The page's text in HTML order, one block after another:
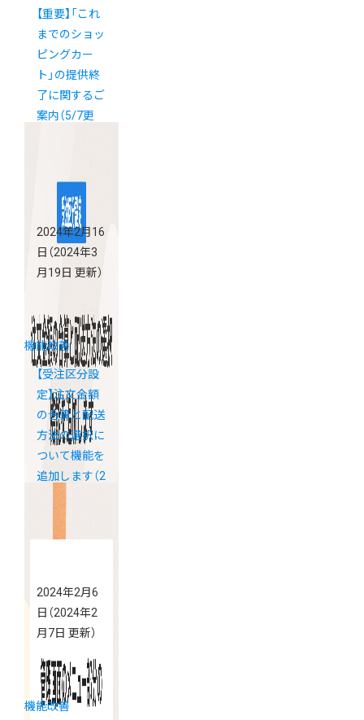
【重要】「これ
までのショッ
ピングカー
ト」の提供終
了に関するご
案内（5/7更
2024年2月16
日 （2024年3
月19日 更新）
機能改善
【受注区分設
定】注文金額
の合算と配送
方法の選択に
ついて機能を
追加します（2
月26日更新）
2024年2月6
日 （2024年2
月7日 更新）
機能改善